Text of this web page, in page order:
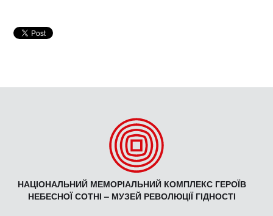
НАЦІОНАЛЬНИЙ МЕМОРІАЛЬНИЙ КОМПЛЕКС ГЕРОЇВ
НЕБЕСНОЇ СОТНІ – МУЗЕЙ РЕВОЛЮЦІЇ ГІДНОСТІ